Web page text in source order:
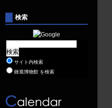
検索
サイト内検索
鍾馗博物館 を検索